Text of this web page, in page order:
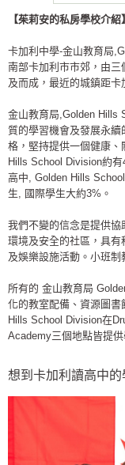
【茱莉安的私房學校介
卡加利中學-金山教育局
南部卡加利市市郊，由三
及而成，最近的城鎮距卡
金山教育局,Golden Hills
質的學習機會及發展永
格，堅持提供一個健康
Hills School Division約
高中, Golden Hills
生, 國際學生大約3%。
我們不變的信念是提供
環境及安全的社區，具
及娛樂設施活動。小班制
所有的 金山教育局
化的教室配備、資源圖
Hills School Division在
Academy三個地點皆提供
想到卡加利讀高中